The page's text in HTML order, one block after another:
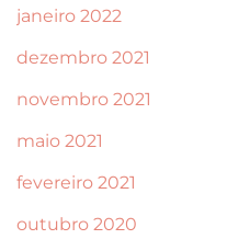
janeiro 2022
dezembro 2021
novembro 2021
maio 2021
fevereiro 2021
outubro 2020